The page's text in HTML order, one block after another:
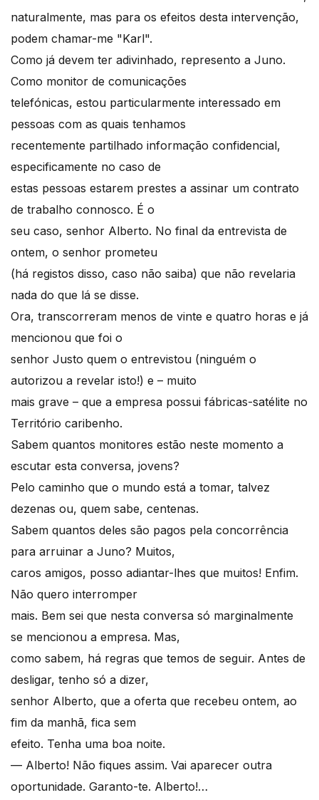
naturalmente, mas para os efeitos desta intervenção,
podem chamar-me "Karl".
Como já devem ter adivinhado, represento a Juno.
Como monitor de comunicações
telefónicas, estou particularmente interessado em
pessoas com as quais tenhamos
recentemente partilhado informação confidencial,
especificamente no caso de
estas pessoas estarem prestes a assinar um contrato
de trabalho connosco. É o
seu caso, senhor Alberto. No final da entrevista de
ontem, o senhor prometeu
(há registos disso, caso não saiba) que não revelaria
nada do que lá se disse.
Ora, transcorreram menos de vinte e quatro horas e já
mencionou que foi o
senhor Justo quem o entrevistou (ninguém o
autorizou a revelar isto!) e – muito
mais grave – que a empresa possui fábricas-satélite no
Território caribenho.
Sabem quantos monitores estão neste momento a
escutar esta conversa, jovens?
Pelo caminho que o mundo está a tomar, talvez
dezenas ou, quem sabe, centenas.
Sabem quantos deles são pagos pela concorrência
para arruinar a Juno? Muitos,
caros amigos, posso adiantar-lhes que muitos! Enfim.
Não quero interromper
mais. Bem sei que nesta conversa só marginalmente
se mencionou a empresa. Mas,
como sabem, há regras que temos de seguir. Antes de
desligar, tenho só a dizer,
senhor Alberto, que a oferta que recebeu ontem, ao
fim da manhã, fica sem
efeito. Tenha uma boa noite.
— Alberto! Não fiques assim. Vai aparecer outra
oportunidade. Garanto-te. Alberto!…